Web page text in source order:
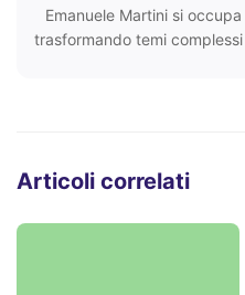
Emanuele Martini si
trasformando temi
Articoli correlati